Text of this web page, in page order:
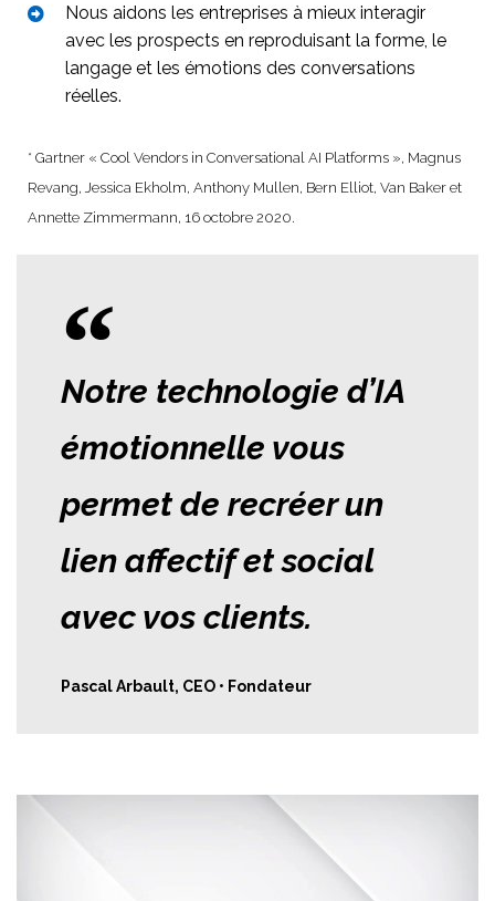
Nous aidons les entreprises à mieux interagir
avec les prospects en reproduisant la forme, le
langage et les émotions des conversations
réelles.
* Gartner « Cool Vendors in Conversational AI Platforms », Magnus
Revang, Jessica Ekholm, Anthony Mullen, Bern Elliot, Van Baker et
Annette Zimmermann, 16 octobre 2020.
Notre technologie d’IA
émotionnelle vous
permet de recréer un
lien affectif et social
avec vos clients.
Pascal Arbault, CEO • Fondateur